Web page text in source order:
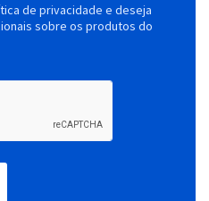
de privacidade e deseja
sobre os produtos do